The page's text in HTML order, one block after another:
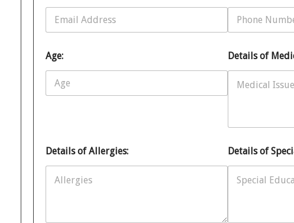
Age: Details of
Details of Allergies: Details of